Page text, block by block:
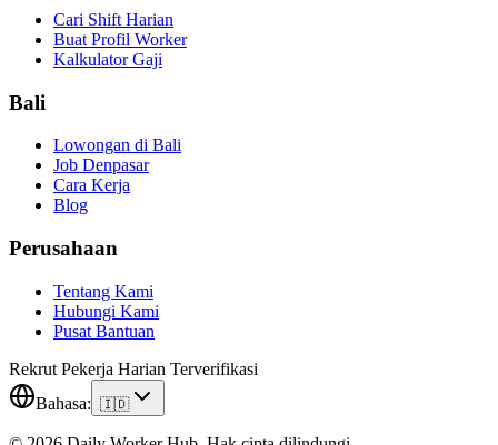
Cari Shift Harian
Buat Profil Worker
Kalkulator Gaji
Bali
Lowongan di Bali
Job Denpasar
Cara Kerja
Blog
Perusahaan
Tentang Kami
Hubungi Kami
Pusat Bantuan
Rekrut Pekerja Harian Terverifikasi
Bahasa: 🇮🇩